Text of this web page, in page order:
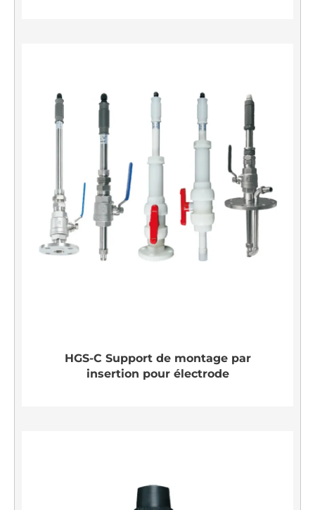
HGS-C Support de montage par
insertion pour électrode